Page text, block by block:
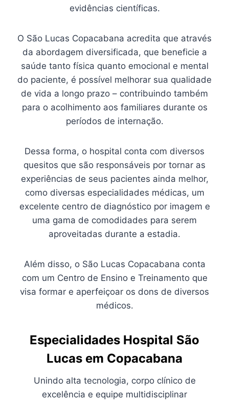
evidências científicas.
O São Lucas Copacabana acredita que através
da abordagem diversificada, que beneficie a
saúde tanto física quanto emocional e mental
do paciente, é possível melhorar sua qualidade
de vida a longo prazo – contribuindo também
para o acolhimento aos familiares durante os
períodos de internação.
Dessa forma, o hospital conta com diversos
quesitos que são responsáveis por tornar as
experiências de seus pacientes ainda melhor,
como diversas especialidades médicas, um
excelente centro de diagnóstico por imagem e
uma gama de comodidades para serem
aproveitadas durante a estadia.
Além disso, o São Lucas Copacabana conta
com um Centro de Ensino e Treinamento que
visa formar e aperfeiçoar os dons de diversos
médicos.
Especialidades Hospital São
Lucas em Copacabana
Unindo alta tecnologia, corpo clínico de
excelência e equipe multidisciplinar